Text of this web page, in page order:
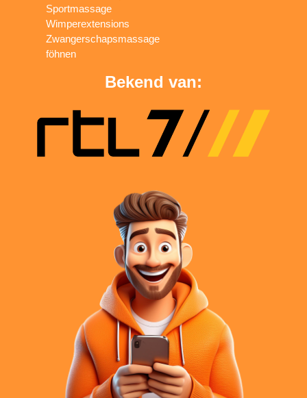
Sportmassage
Wimperextensions
Zwangerschapsmassage
föhnen
Bekend van: